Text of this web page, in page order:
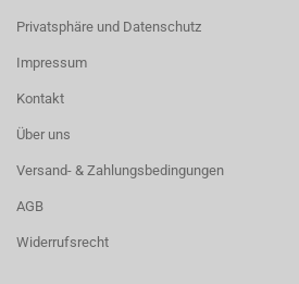
Privatsphäre und Datenschutz
Impressum
Kontakt
Über uns
Versand- & Zahlungsbedingungen
AGB
Widerrufsrecht